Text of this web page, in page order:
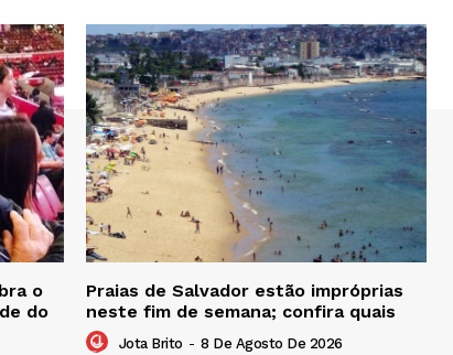
o
do
Praias de Salvador estão impróprias
neste fim de semana; confira quais
Jota Brito - 8 De Agosto De 2026